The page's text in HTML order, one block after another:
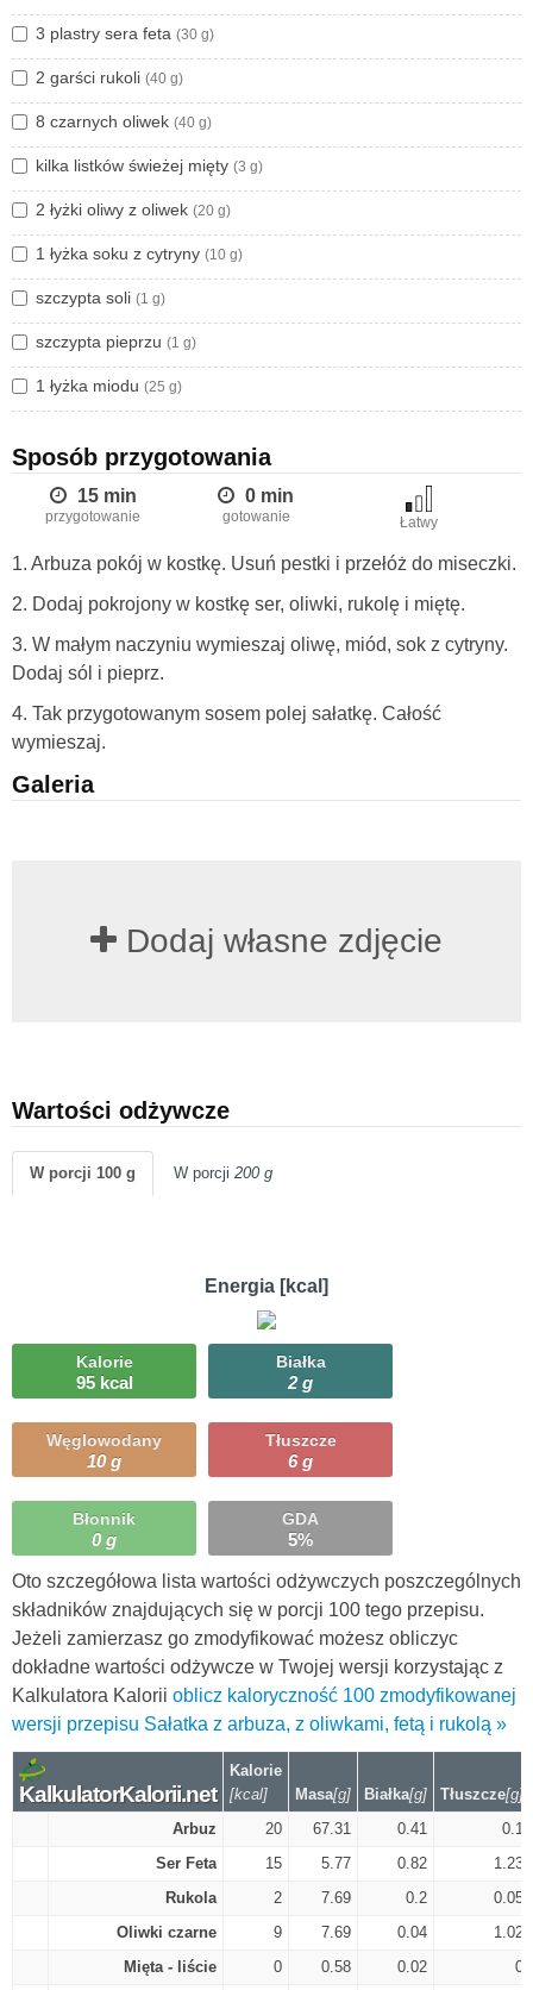
3 plastry sera feta (30 g)
2 garści rukoli (40 g)
8 czarnych oliwek (40 g)
kilka listków świeżej mięty (3 g)
2 łyżki oliwy z oliwek (20 g)
1 łyżka soku z cytryny (10 g)
szczypta soli (1 g)
szczypta pieprzu (1 g)
1 łyżka miodu (25 g)
Sposób przygotowania
15 min
przygotowanie
0 min
gotowanie Łatwy
1. Arbuza pokój w kostkę. Usuń pestki i przełóż do miseczki.
2. Dodaj pokrojony w kostkę ser, oliwki, rukolę i miętę.
3. W małym naczyniu wymieszaj oliwę, miód, sok z cytryny.
Dodaj sól i pieprz.
4. Tak przygotowanym sosem polej sałatkę. Całość
wymieszaj.
Galeria
Dodaj własne zdjęcie
Wartości odżywcze
W porcji 100 g W porcji 200 g
Energia [kcal]
Kalorie
95 kcal
Białka
2 g
Węglowodany
10 g
Tłuszcze
6 g
Błonnik
0 g
GDA
5%
Oto szczegółowa lista wartości odżywczych poszczególnych
składników znajdujących się w porcji 100 tego przepisu.
Jeżeli zamierzasz go zmodyfikować możesz obliczyc
dokładne wartości odżywcze w Twojej wersji korzystając z
Kalkulatora Kalorii oblicz kaloryczność 100 zmodyfikowanej
wersji przepisu Sałatka z arbuza, z oliwkami, fetą i rukolą »
KalkulatorKalorii.net
Kalorie
[kcal]
Masa[g] Białka[g] Tłuszcze[g]
Arbuz
20 67.31 0.41
0.1
Ser Feta
15 5.77 0.82
1.23
Rukola
2 7.69 0.2
0.05
Oliwki czarne
9 7.69 0.04
1.02
Mięta - liście
0 0.58 0.02 0